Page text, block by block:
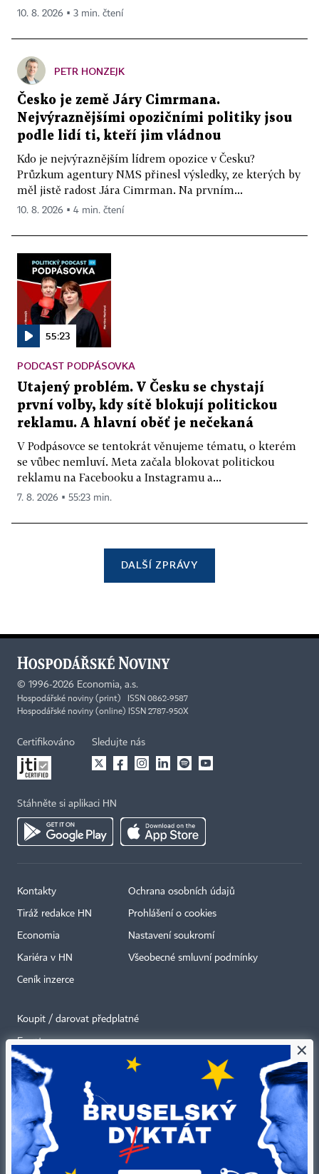
10. 8. 2026 ▪ 3 min. čtení
PETR HONZEJK
Česko je země Járy Cimrmana.
Nejvýraznějšími opozičními politiky jsou
podle lidí ti, kteří jim vládnou
Kdo je nejvýraznějším lídrem opozice v Česku?
Průzkum agentury NMS přinesl výsledky, ze kterých by
měl jistě radost Jára Cimrman. Na prvním...
10. 8. 2026 ▪ 4 min. čtení
55:23
PODCAST PODPÁSOVKA
Utajený problém. V Česku se chystají
první volby, kdy sítě blokují politickou
reklamu. A hlavní oběť je nečekaná
V Podpásovce se tentokrát věnujeme tématu, o kterém
se vůbec nemluví. Meta začala blokovat politickou
reklamu na Facebooku a Instagramu a...
7. 8. 2026 ▪ 55:23 min.
DALŠÍ ZPRÁVY
© 1996-2026 Economia, a.s.
Hospodářské noviny (print) ISSN 0862-9587
Hospodářské noviny (online) ISSN 2787-950X
Certifikováno Sledujte nás
Stáhněte si aplikaci HN
Kontakty
Tiráž redakce HN
Economia
Kariéra v HN
Ceník inzerce
Ochrana osobních údajů
Prohlášení o cookies
Nastavení soukromí
Všeobecné smluvní podmínky
Koupit / darovat předplatné
Eventy
Newslettery
RSS kanály
Autorská práva vykonává vydavatel. Bez písemného svolení vydavatele je
zakázáno jakékoli užití částí nebo celku díla, zejména rozmnožování a šíření
jakýmkoli způsobem, mechanickým nebo elektronickým, v českém nebo
×